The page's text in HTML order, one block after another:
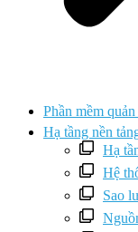
Phần mềm
Hạ tầng nền
Hạ
Hệ
Sao